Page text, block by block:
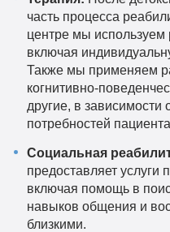
часть процесса
центре мы
включая
Также мы применяем
когнитивно-
другие, в зависимости
потребностей
Социальная
предоставляет услуги
включая помощь в
навыков общения и
близкими.